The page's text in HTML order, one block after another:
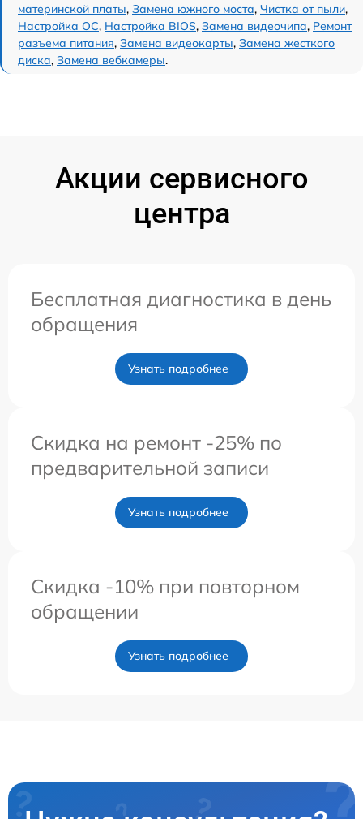
материнской платы, Замена южного моста, Чистка от пыли,
Настройка ОС, Настройка BIOS, Замена видеочипа, Ремонт
разъема питания, Замена видеокарты, Замена жесткого
диска, Замена вебкамеры.
Акции сервисного
центра
Бесплатная диагностика в день
обращения
Узнать подробнее
Скидка на ремонт -25% по
предварительной записи
Узнать подробнее
Скидка -10% при повторном
обращении
Узнать подробнее